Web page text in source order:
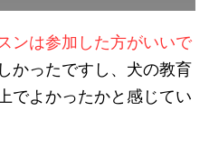
ンは参加した方がいいで
かったですし、犬の教育
でよかったかと感じてい